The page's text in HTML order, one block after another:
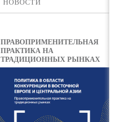
НОВОСТИ
ПРАВОПРИМЕНИТЕЛЬНАЯ
ПРАКТИКА НА
ТРАДИЦИОННЫХ РЫНКАХ